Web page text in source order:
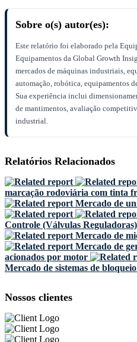
Sobre o(s) autor(es):
Este relatório foi elaborado pela
Equipamentos da Global Growth
mercados de máquinas industriais,
automação, robótica, equipamentos
Sua experiência inclui
de mantimentos, avaliação
industrial.
Relatórios Relacionados
marcação rodoviária com tinta
Mercado de
Controle (Válvulas Reguladoras)
Mercado de
Mercado de
acionados por motor
Mercado de sistemas de
Nossos clientes